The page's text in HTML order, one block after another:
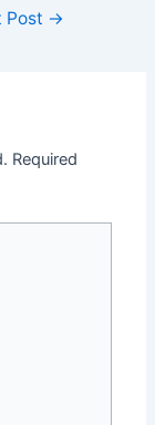
Post →
Required